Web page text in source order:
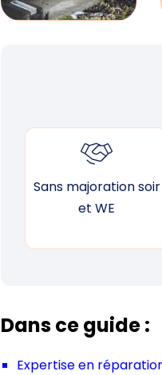
Sans majoration soir
et WE
Dans ce guide :
Expertise en